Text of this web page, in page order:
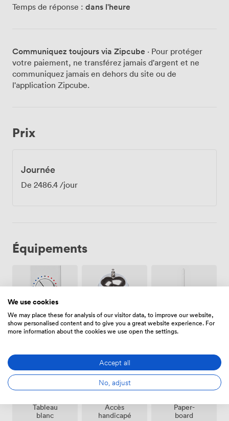
Temps de réponse : dans l'heure
Communiquez toujours via Zipcube · Pour protéger
votre paiement, ne transférez jamais d'argent et ne
communiquez jamais en dehors du site ou de
l'application Zipcube.
Prix
Journée
De 2486.4 /jour
Équipements
Air
climatisé
Réception
sur place
Wifi
Tableau
blanc
Accès
handicapé
Paper-
board
We use cookies
We may place these for analysis of our visitor data, to improve our website,
show personalised content and to give you a great website experience. For
more information about the cookies we use open the settings.
Accept all
No, adjust